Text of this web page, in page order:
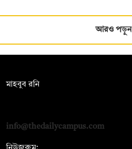
আরও পড়ুন
মাহবুব রনি
info@thedailycampus.com